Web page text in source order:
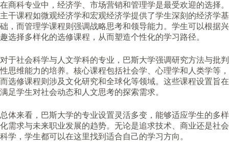
在商科专业中，经济学、市场营销和管理学是最受欢迎的选择。
主干课程如微观经济学和宏观经济学提供了学生深刻的经济学基
础，而管理学课程则强调战略思考和领导能力。学生可以根据兴
趣选择多样化的选修课程，从而塑造个性化的学习路径。
对于社会科学与人文学科的专业，巴斯大学强调研究方法与批判
性思维能力的培养。核心课程包括社会学、心理学和人类学等，
而选修课程则涉及文化研究和全球化等领域。这些课程设置旨在
满足学生对社会动态和人文思考的探索需求。
总体来看，巴斯大学的专业设置灵活多变，能够适应学生的多样
化需求与未来职业发展的趋势。无论是追求技术、商业还是社会
科学，学生都可以在这里找到适合自己的学习方向。